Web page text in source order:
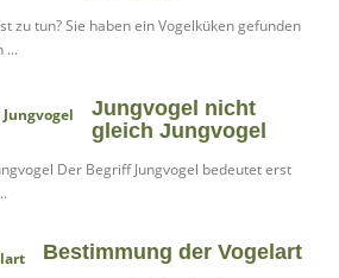
gefunden
...
Jungvogel nicht
gleich Jungvogel
bedeutet erst
Bestimmung der Vogelart